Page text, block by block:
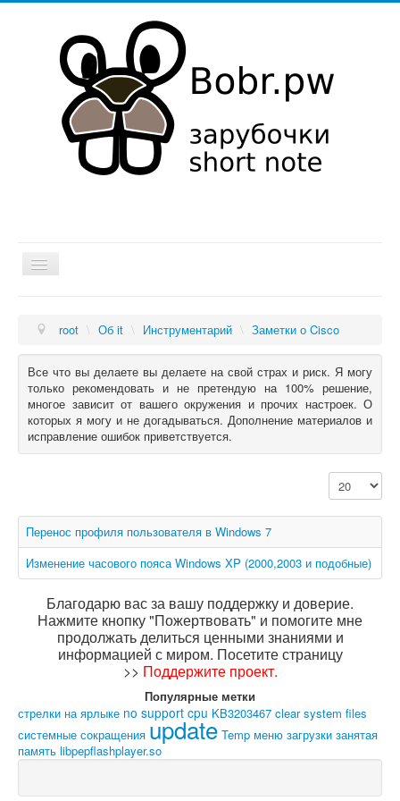
Мысли в слух
Об it
Увлечения
О книгах
root \ Об it \ Инструментарий \ Заметки о Cisco
Все что вы делаете вы делаете на свой страх и риск. Я могу
только рекомендовать и не претендую на 100% решение,
многое зависит от вашего окружения и прочих настроек. О
которых я могу и не догадываться. Дополнение материалов и
исправление ошибок приветствуется.
Кол-во
Перенос профиля пользователя в Windows 7
Изменение часового пояса Windows XP (2000,2003 и подобные)
Благодарю вас за вашу поддержку и доверие.
Нажмите кнопку "Пожертвовать" и помогите мне
продолжать делиться ценными знаниями и
информацией с миром. Посетите страницу
>> Поддержите проект.
Популярные метки
стрелки на ярлыке no support cpu KB3203467 clear system files
системные сокращения update Temp меню загрузки занятая
память libpepflashplayer.so